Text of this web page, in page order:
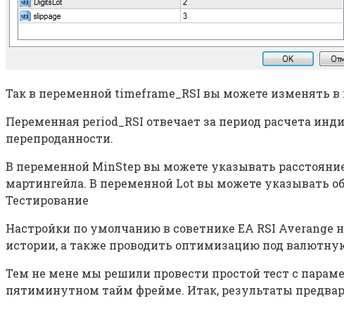
Так в переменной timeframe_RSI вы можете изменять
Переменная period_RSI отвечает за период расчета
перепроданности.
В переменной MinStep вы можете указывать
мартингейла. В переменной Lot вы можете указывать
Тестирование
Настройки по умолчанию в советнике EA RSI
истории, а также проводить оптимизацию под
Тем не мене мы решили провести простой тест с
пятиминутном тайм фрейме. Итак, результаты